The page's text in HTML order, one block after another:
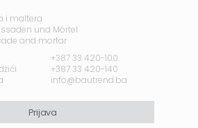
i maltera
und Mörtel
and mortar
+387 33 420-100
+387 33 420-140
info@bautrend.ba
Prijava